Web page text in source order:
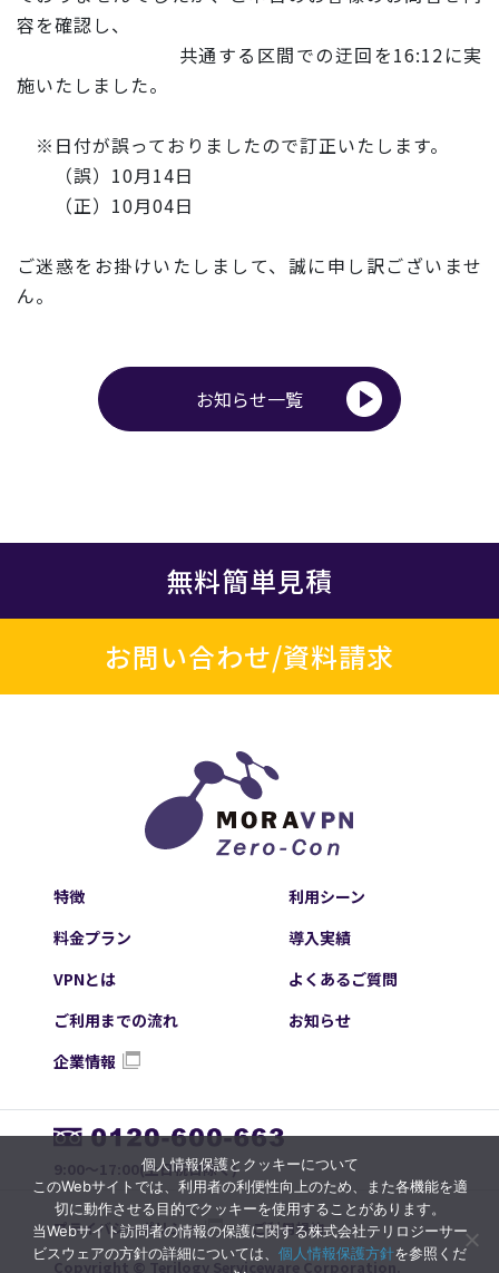
容を確認し、
共通する区間での迂回を16:12に実
施いたしました。
※日付が誤っておりましたので訂正いたします。
（誤）10月14日
（正）10月04日
ご迷惑をお掛けいたしまして、誠に申し訳ございませ
ん。
お知らせ一覧
無料簡単見積
お問い合わせ/資料請求
特徴
利用シーン
料金プラン
導入実績
VPNとは
よくあるご質問
ご利用までの流れ
お知らせ
企業情報
9:00～17:00(土日祝日除く)
Copyright © Terilogy Serviceware Corporation.
プライバシーポリシー ご利用規約
個人情報保護とクッキーについて
このWebサイトでは、利用者の利便性向上のため、また各機能を適
切に動作させる目的でクッキーを使用することがあります。
当Webサイト訪問者の情報の保護に関する株式会社テリロジーサー
ビスウェアの方針の詳細については、 個人情報保護方針を参照くだ